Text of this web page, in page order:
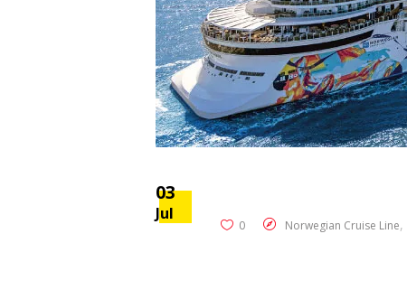
03
Jul
0 Norwegian Cruise Line,